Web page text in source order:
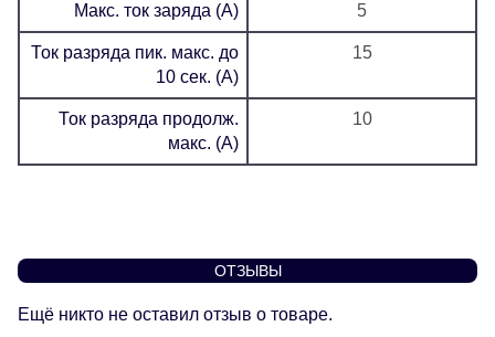
Макс. ток заряда (А) 5
Ток разряда пик. макс. до
10 сек. (А)
15
Ток разряда продолж.
макс. (А)
10
ОТЗЫВЫ
Ещё никто не оставил отзыв о товаре.